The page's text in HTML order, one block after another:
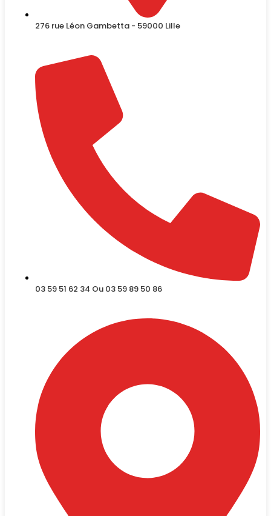
276 rue Léon Gambetta - 59000 Lille
03 59 51 62 34 Ou 03 59 89 50 86